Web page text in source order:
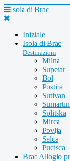
Isola di Brac
Iniziale
Isola di Brac
Destinazioni
Milna
Supetar
Bol
Postira
Sutivan
Sumartin
Splitska
Mirca
Povlja
Selca
Pucisca
Brac Allogio